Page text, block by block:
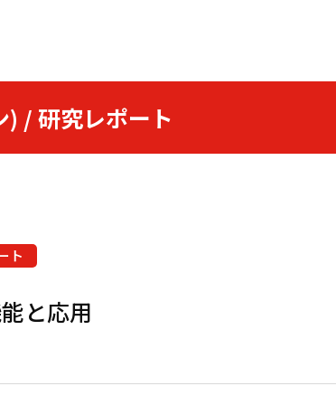
) /研究レポート
ト
と応用